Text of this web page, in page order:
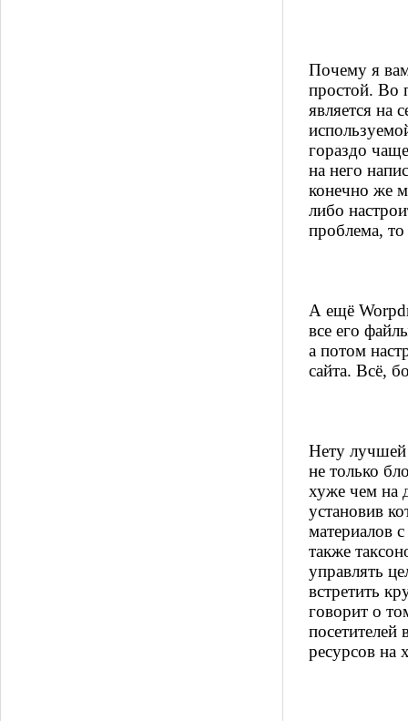
Почему я
простой. Во
является на
гораздо
на него
конечно же
либо
проблема,
А ещё
все его
а потом
сайта. Всё,
Нету лучшей
не только
хуже чем на
установив
материалов
также
управлять
встретить
говорит о
посетителей
ресурсов на